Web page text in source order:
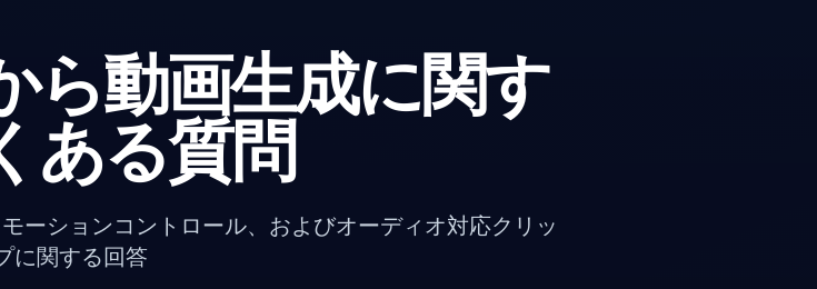
ら動画生成に関す
ある質問
ーションコントロール、およびオーディオ対応クリッ
に関する回答